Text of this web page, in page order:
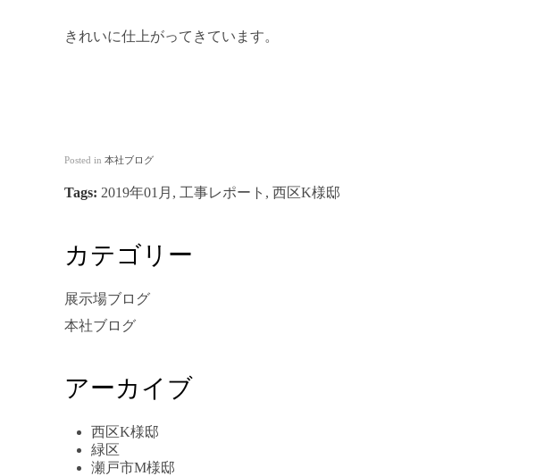
きれいに仕上がってきています。
Posted in 本社ブログ
Tags: 2019年01月 , 工事レポート , 西区K様邸
カテゴリー
展示場ブログ
本社ブログ
アーカイブ
西区K様邸
緑区
瀬戸市M様邸